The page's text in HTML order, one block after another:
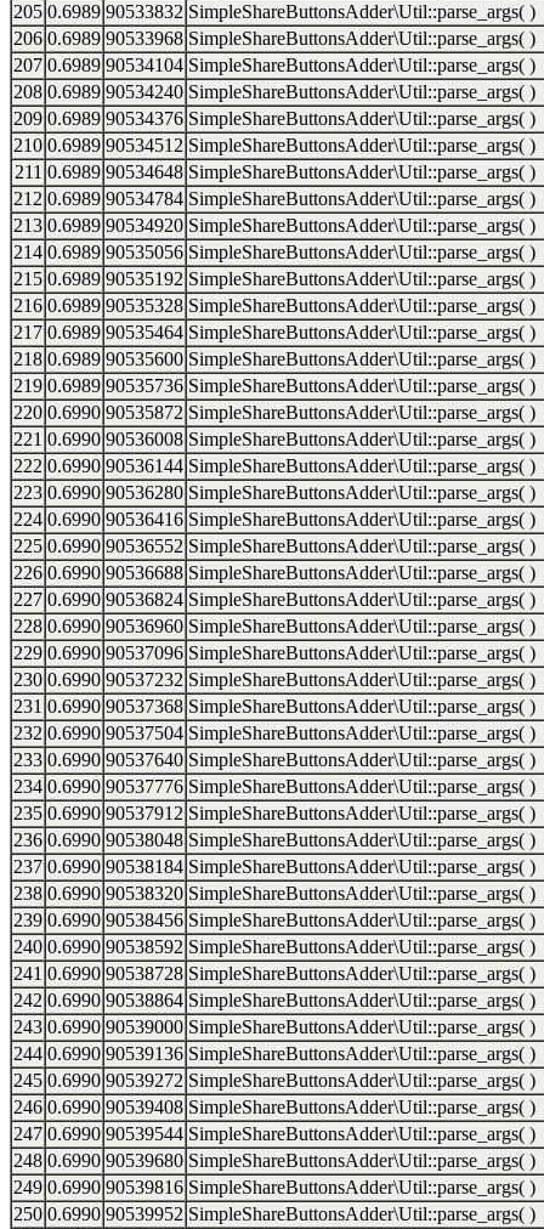
205 0.6989 90533832 SimpleShareButtonsAdder\Util::parse_args( )
206 0.6989 90533968 SimpleShareButtonsAdder\Util::parse_args( )
207 0.6989 90534104 SimpleShareButtonsAdder\Util::parse_args( )
208 0.6989 90534240 SimpleShareButtonsAdder\Util::parse_args( )
209 0.6989 90534376 SimpleShareButtonsAdder\Util::parse_args( )
210 0.6989 90534512 SimpleShareButtonsAdder\Util::parse_args( )
211 0.6989 90534648 SimpleShareButtonsAdder\Util::parse_args( )
212 0.6989 90534784 SimpleShareButtonsAdder\Util::parse_args( )
213 0.6989 90534920 SimpleShareButtonsAdder\Util::parse_args( )
214 0.6989 90535056 SimpleShareButtonsAdder\Util::parse_args( )
215 0.6989 90535192 SimpleShareButtonsAdder\Util::parse_args( )
216 0.6989 90535328 SimpleShareButtonsAdder\Util::parse_args( )
217 0.6989 90535464 SimpleShareButtonsAdder\Util::parse_args( )
218 0.6989 90535600 SimpleShareButtonsAdder\Util::parse_args( )
219 0.6989 90535736 SimpleShareButtonsAdder\Util::parse_args( )
220 0.6990 90535872 SimpleShareButtonsAdder\Util::parse_args( )
221 0.6990 90536008 SimpleShareButtonsAdder\Util::parse_args( )
222 0.6990 90536144 SimpleShareButtonsAdder\Util::parse_args( )
223 0.6990 90536280 SimpleShareButtonsAdder\Util::parse_args( )
224 0.6990 90536416 SimpleShareButtonsAdder\Util::parse_args( )
225 0.6990 90536552 SimpleShareButtonsAdder\Util::parse_args( )
226 0.6990 90536688 SimpleShareButtonsAdder\Util::parse_args( )
227 0.6990 90536824 SimpleShareButtonsAdder\Util::parse_args( )
228 0.6990 90536960 SimpleShareButtonsAdder\Util::parse_args( )
229 0.6990 90537096 SimpleShareButtonsAdder\Util::parse_args( )
230 0.6990 90537232 SimpleShareButtonsAdder\Util::parse_args( )
231 0.6990 90537368 SimpleShareButtonsAdder\Util::parse_args( )
232 0.6990 90537504 SimpleShareButtonsAdder\Util::parse_args( )
233 0.6990 90537640 SimpleShareButtonsAdder\Util::parse_args( )
234 0.6990 90537776 SimpleShareButtonsAdder\Util::parse_args( )
235 0.6990 90537912 SimpleShareButtonsAdder\Util::parse_args( )
236 0.6990 90538048 SimpleShareButtonsAdder\Util::parse_args( )
237 0.6990 90538184 SimpleShareButtonsAdder\Util::parse_args( )
238 0.6990 90538320 SimpleShareButtonsAdder\Util::parse_args( )
239 0.6990 90538456 SimpleShareButtonsAdder\Util::parse_args( )
240 0.6990 90538592 SimpleShareButtonsAdder\Util::parse_args( )
241 0.6990 90538728 SimpleShareButtonsAdder\Util::parse_args( )
242 0.6990 90538864 SimpleShareButtonsAdder\Util::parse_args( )
243 0.6990 90539000 SimpleShareButtonsAdder\Util::parse_args( )
244 0.6990 90539136 SimpleShareButtonsAdder\Util::parse_args( )
245 0.6990 90539272 SimpleShareButtonsAdder\Util::parse_args( )
246 0.6990 90539408 SimpleShareButtonsAdder\Util::parse_args( )
247 0.6990 90539544 SimpleShareButtonsAdder\Util::parse_args( )
248 0.6990 90539680 SimpleShareButtonsAdder\Util::parse_args( )
249 0.6990 90539816 SimpleShareButtonsAdder\Util::parse_args( )
250 0.6990 90539952 SimpleShareButtonsAdder\Util::parse_args( )